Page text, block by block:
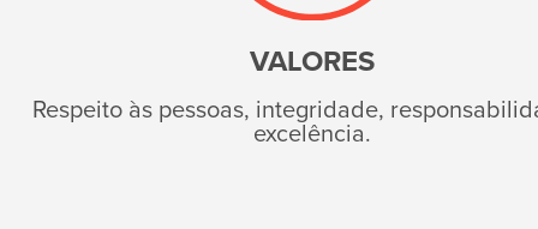
VALORES
Respeito às pessoas, integridade,
excelência.